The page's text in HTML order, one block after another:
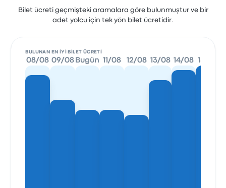
Bilet ücreti geçmişteki aramalara göre bulunmuştur ve bir
adet yolcu için tek yön bilet ücretidir.
BULUNAN EN IYI BILET ÜCRETI
08/08 09/08 Bugün 11/08 12/08 13/08 14/08 15/08